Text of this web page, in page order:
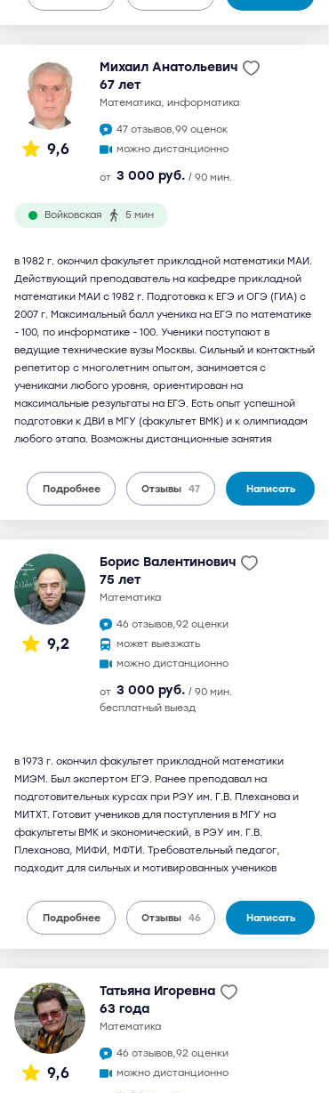
9,6
Михаил Анатольевич
67 лет
математика, информатика
47 отзывов,99 оценок
можно дистанционно
от 3 000 руб. / 90 мин.
Войковская 5 мин
в 1982 г. окончил факультет прикладной математики МАИ.
Действующий преподаватель на кафедре прикладной
математики МАИ с 1982 г. Подготовка к ЕГЭ и ОГЭ (ГИА) с
2007 г. Максимальный балл ученика на ЕГЭ по математике
- 100, по информатике - 100. Ученики поступают в
ведущие технические вузы Москвы. Сильный и контактный
репетитор с многолетним опытом, занимается с
учениками любого уровня, ориентирован на
максимальные результаты на ЕГЭ. Есть опыт успешной
подготовки к ДВИ в МГУ (факультет ВМК) и к олимпиадам
любого этапа. Возможны дистанционные занятия
Подробнее Отзывы 47 Написать
9,2
Борис Валентинович
75 лет
математика
46 отзывов,92 оценки
может выезжать
можно дистанционно
от 3 000 руб. / 90 мин.
бесплатный выезд
в 1973 г. окончил факультет прикладной математики
МИЭМ. Был экспертом ЕГЭ. Ранее преподавал на
подготовительных курсах при РЭУ им. Г.В. Плеханова и
МИТХТ. Готовит учеников для поступления в МГУ на
факультеты ВМК и экономический, в РЭУ им. Г.В.
Плеханова, МИФИ, МФТИ. Требовательный педагог,
подходит для сильных и мотивированных учеников
Подробнее Отзывы 46 Написать
9,6
Татьяна Игоревна
63 года
математика
46 отзывов,92 оценки
можно дистанционно